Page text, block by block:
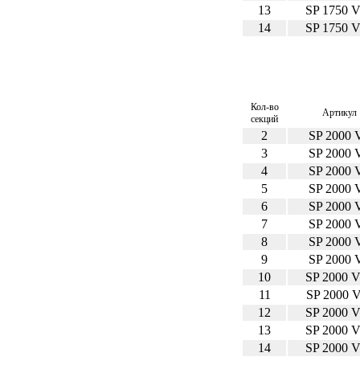
13
SP 1750
14
SP 1750
Кол-во
секций
Артикул
2
SP 2000
3
SP 2000
4
SP 2000
5
SP 2000
6
SP 2000
7
SP 2000
8
SP 2000
9
SP 2000
10
SP 2000
11
SP 2000
12
SP 2000
13
SP 2000
14
SP 2000